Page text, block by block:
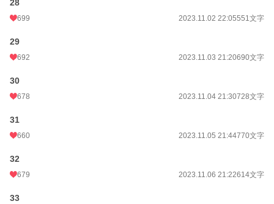
28
699 2023.11.02 22:05551文字
29
692 2023.11.03 21:20690文字
30
678 2023.11.04 21:30728文字
31
660 2023.11.05 21:44770文字
32
679 2023.11.06 21:22614文字
33